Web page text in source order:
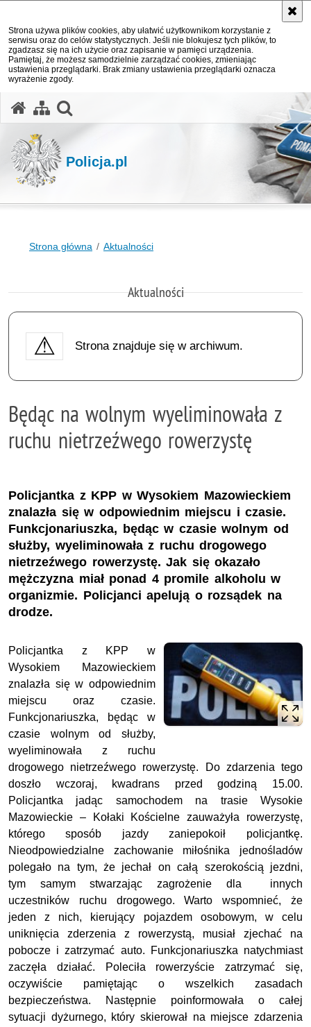
Strona używa plików cookies, aby ułatwić użytkownikom korzystanie z
serwisu oraz do celów statystycznych. Jeśli nie blokujesz tych plików, to
zgadzasz się na ich użycie oraz zapisanie w pamięci urządzenia.
Pamiętaj, że możesz samodzielnie zarządzać cookies, zmieniając
ustawienia przeglądarki. Brak zmiany ustawienia przeglądarki oznacza
wyrażenie zgody.
Policja.pl
Strona główna Aktualności
Aktualności
Strona znajduje się w archiwum.
Będąc na wolnym wyeliminowała z
ruchu nietrzeźwego rowerzystę
Policjantka z KPP w Wysokiem Mazowieckiem
znalazła się w odpowiednim miejscu i czasie.
Funkcjonariuszka, będąc w czasie wolnym od
służby, wyeliminowała z ruchu drogowego
nietrzeźwego rowerzystę. Jak się okazało
mężczyzna miał ponad 4 promile alkoholu w
organizmie. Policjanci apelują o rozsądek na
drodze.
Policjantka z KPP w
Wysokiem Mazowieckiem
znalazła się w odpowiednim
miejscu oraz czasie.
Funkcjonariuszka, będąc w
czasie wolnym od służby,
wyeliminowała z ruchu
drogowego nietrzeźwego rowerzystę. Do zdarzenia tego
doszło wczoraj, kwadrans przed godziną 15.00.
Policjantka jadąc samochodem na trasie Wysokie
Mazowieckie – Kołaki Kościelne zauważyła rowerzystę,
którego sposób jazdy zaniepokoił policjantkę.
Nieodpowiedzialne zachowanie miłośnika jednośladów
polegało na tym, że jechał on całą szerokością jezdni,
tym samym stwarzając zagrożenie dla innych
uczestników ruchu drogowego. Warto wspomnieć, że
jeden z nich, kierujący pojazdem osobowym, w celu
uniknięcia zderzenia z rowerzystą, musiał zjechać na
pobocze i zatrzymać auto. Funkcjonariuszka natychmiast
zaczęła działać. Poleciła rowerzyście zatrzymać się,
oczywiście pamiętając o wszelkich zasadach
bezpieczeństwa. Następnie poinformowała o całej
sytuacji dyżurnego, który skierował na miejsce zdarzenia